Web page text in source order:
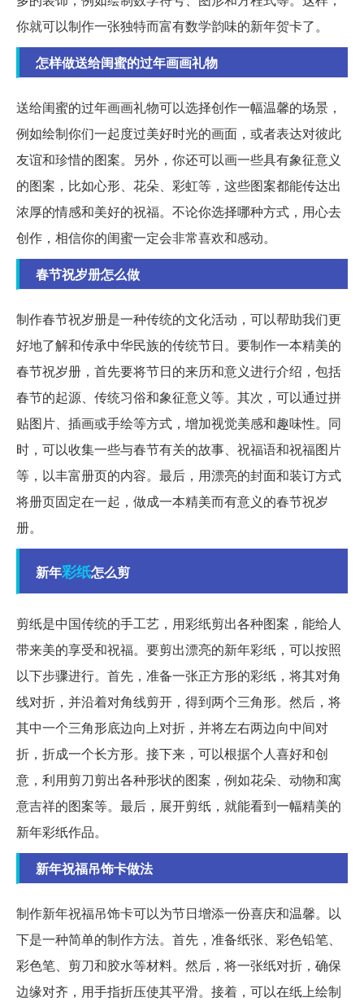
你就可以制作一张独特而富有数学韵味的新年贺卡了。
怎样做送给闺蜜的过年画画礼物
送给闺蜜的过年画画礼物可以选择创作一幅温馨的场景，
例如绘制你们一起度过美好时光的画面，或者表达对彼此
友谊和珍惜的图案。另外，你还可以画一些具有象征意义
的图案，比如心形、花朵、彩虹等，这些图案都能传达出
浓厚的情感和美好的祝福。不论你选择哪种方式，用心去
创作，相信你的闺蜜一定会非常喜欢和感动。
春节祝岁册怎么做
制作春节祝岁册是一种传统的文化活动，可以帮助我们更
好地了解和传承中华民族的传统节日。要制作一本精美的
春节祝岁册，首先要将节日的来历和意义进行介绍，包括
春节的起源、传统习俗和象征意义等。其次，可以通过拼
贴图片、插画或手绘等方式，增加视觉美感和趣味性。同
时，可以收集一些与春节有关的故事、祝福语和祝福图片
等，以丰富册页的内容。最后，用漂亮的封面和装订方式
将册页固定在一起，做成一本精美而有意义的春节祝岁
册。
新年彩纸怎么剪
剪纸是中国传统的手工艺，用彩纸剪出各种图案，能给人
带来美的享受和祝福。要剪出漂亮的新年彩纸，可以按照
以下步骤进行。首先，准备一张正方形的彩纸，将其对角
线对折，并沿着对角线剪开，得到两个三角形。然后，将
其中一个三角形底边向上对折，并将左右两边向中间对
折，折成一个长方形。接下来，可以根据个人喜好和创
意，利用剪刀剪出各种形状的图案，例如花朵、动物和寓
意吉祥的图案等。最后，展开剪纸，就能看到一幅精美的
新年彩纸作品。
新年祝福吊饰卡做法
制作新年祝福吊饰卡可以为节日增添一份喜庆和温馨。以
下是一种简单的制作方法。首先，准备纸张、彩色铅笔、
彩色笔、剪刀和胶水等材料。然后，将一张纸对折，确保
边缘对齐，用手指折压使其平滑。接着，可以在纸上绘制